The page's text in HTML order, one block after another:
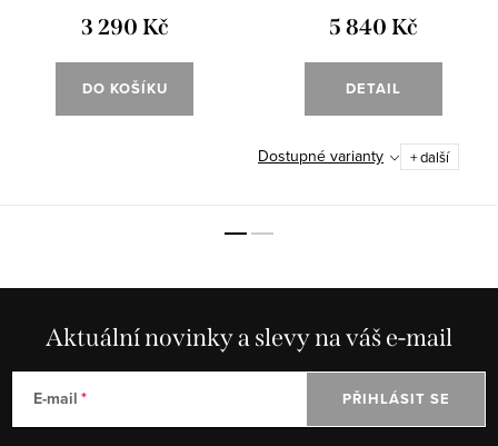
3 290 Kč
DO KOŠÍKU
5 840 Kč
DETAIL
Dostupné varianty + další
Aktuální novinky a slevy na váš e-mail
E-mail PŘIHLÁSIT SE